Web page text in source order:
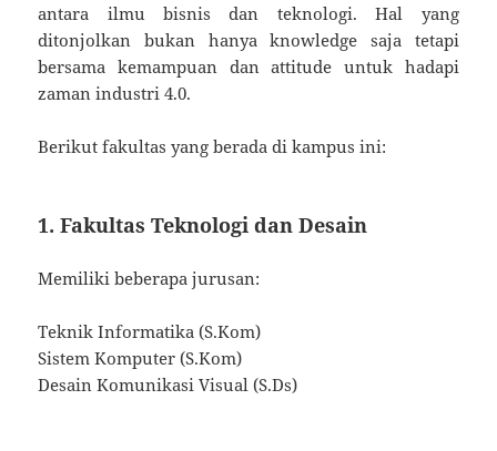
antara ilmu bisnis dan teknologi. Hal yang
ditonjolkan bukan hanya knowledge saja tetapi
bersama kemampuan dan attitude untuk hadapi
zaman industri 4.0.
Berikut fakultas yang berada di kampus ini:
1. Fakultas Teknologi dan Desain
Memiliki beberapa jurusan:
Teknik Informatika (S.Kom)
Sistem Komputer (S.Kom)
Desain Komunikasi Visual (S.Ds)